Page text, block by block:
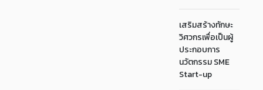
เสริมสร้างทักษะ
วิศวกรเพื่อเป็นผู้
ประกอบการ
นวัตกรรม SME
Start-up